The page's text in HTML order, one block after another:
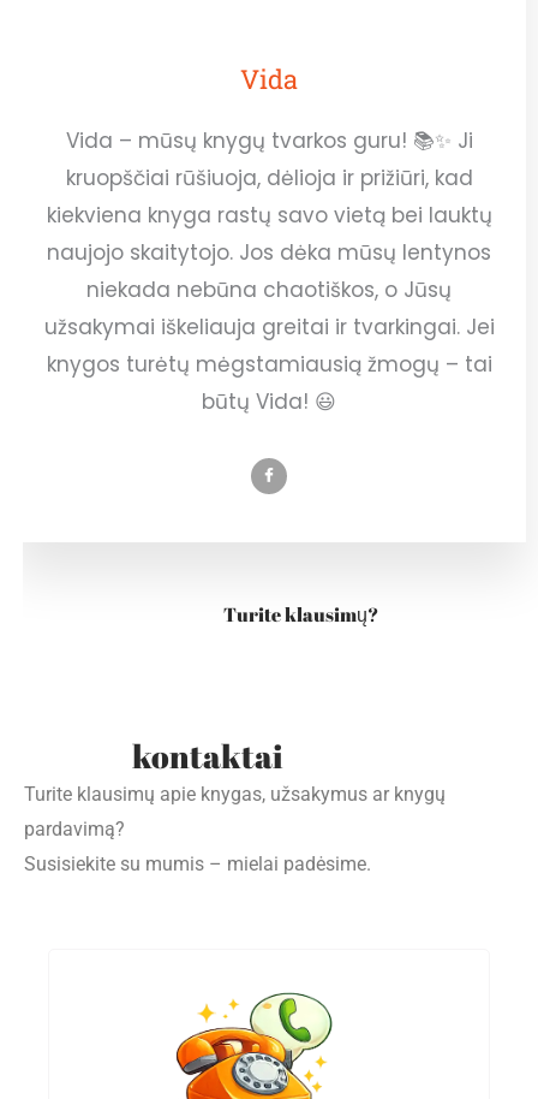
Vida
Vida – mūsų knygų tvarkos guru! 📚✨ Ji
kruopščiai rūšiuoja, dėlioja ir prižiūri, kad
kiekviena knyga rastų savo vietą bei lauktų
naujojo skaitytojo. Jos dėka mūsų lentynos
niekada nebūna chaotiškos, o Jūsų
užsakymai iškeliauja greitai ir tvarkingai. Jei
knygos turėtų mėgstamiausią žmogų – tai
būtų Vida! 😃
Turite klausimų?
kontaktai
Turite klausimų apie knygas, užsakymus ar knygų
pardavimą?
Susisiekite su mumis – mielai padėsime.